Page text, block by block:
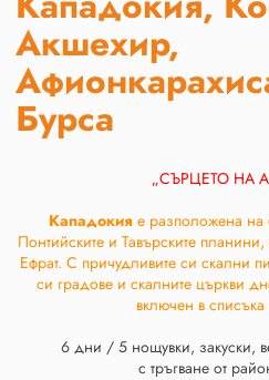
Акшехир,
Бурса
„СЪРЦЕТО НА
Кападокия е разположена на
Понтийските и Тавърските
Ефрат. С причудливите си скални
си градове и скалните църкви
включен в
6 дни / 5 нощувки,
с тръгване от